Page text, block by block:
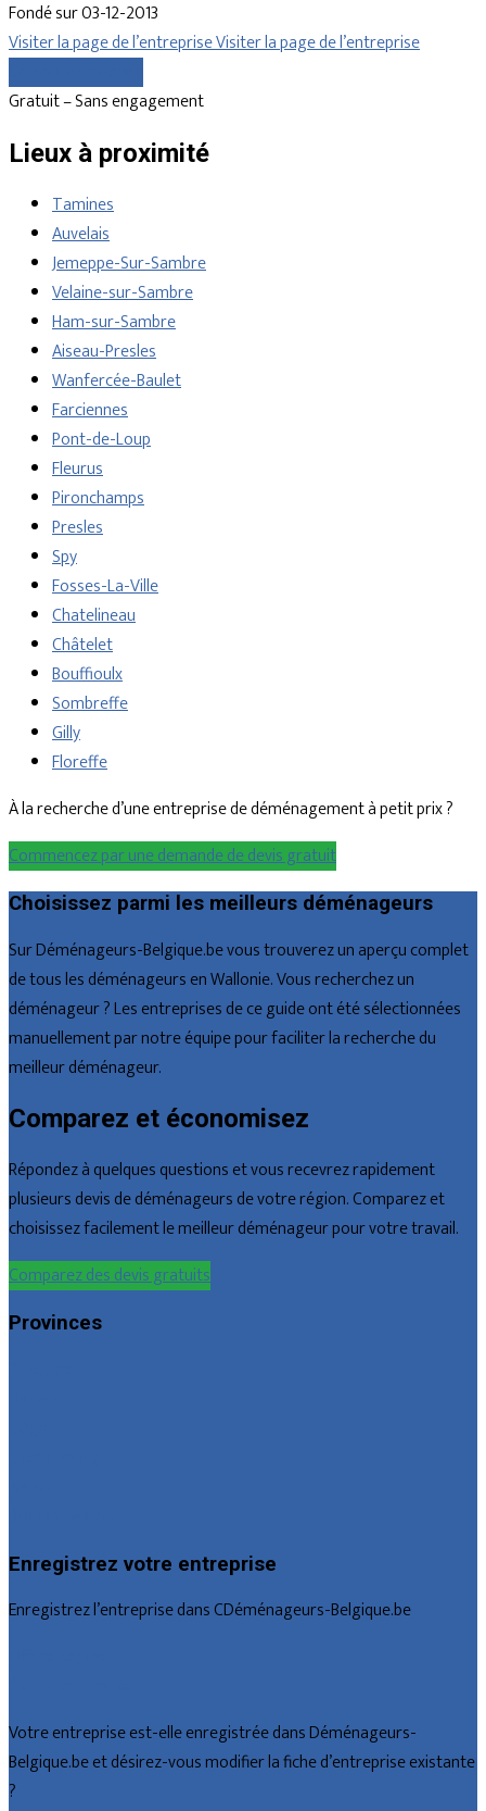
Fondé sur 03-12-2013
Visiter la page de l’entrepriseVisiter la page de l’entreprise
Gratuit – Sans engagement
Lieux à proximité
Tamines
Auvelais
Jemeppe-Sur-Sambre
Velaine-sur-Sambre
Ham-sur-Sambre
Aiseau-Presles
Wanfercée-Baulet
Farciennes
Pont-de-Loup
Fleurus
Pironchamps
Presles
Spy
Fosses-La-Ville
Chatelineau
Châtelet
Bouffioulx
Sombreffe
Gilly
Floreffe
À la recherche d’une entreprise de déménagement à petit prix ?
Commencez par une demande de devis gratuit
Choisissez parmi les meilleurs déménageurs
Sur Déménageurs-Belgique.be vous trouverez un aperçu complet
de tous les déménageurs en Wallonie. Vous recherchez un
déménageur ? Les entreprises de ce guide ont été sélectionnées
manuellement par notre équipe pour faciliter la recherche du
meilleur déménageur.
Comparez et économisez
Répondez à quelques questions et vous recevrez rapidement
plusieurs devis de déménageurs de votre région. Comparez et
choisissez facilement le meilleur déménageur pour votre travail.
Comparez des devis gratuits
Provinces
Enregistrez votre entreprise
Enregistrez l’entreprise dans CDéménageurs-Belgique.be
Votre entreprise est-elle enregistrée dans Déménageurs-
Belgique.be et désirez-vous modifier la fiche d’entreprise existante
?